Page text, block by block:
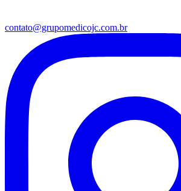
contato@grupomedicojc.com.br